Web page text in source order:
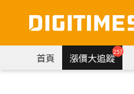
首頁 漲價大追蹤257